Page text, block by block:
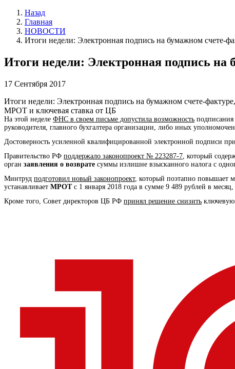
Назад
Главная
НОВОСТИ
Итоги недели: Электронная подпись на бумажном
Итоги недели: Электронная подпись
17 Сентября 2017
Итоги недели: Электронная подпись на бумажном счете-
МРОТ и ключевая ставка от ЦБ
На этой неделе ФНС в своем письме допустила возможность подписания
руководителя, главного бухгалтера организации, либо иных
Достоверность усиленной квалифицированной электронной подписи
Правительство РФ поддержало законопроект № 223287-7 , который
орган заявления о возврате суммы излишне взысканного налога с
Минтруд подготовил новый законопроект, который поэтапно повышает
устанавливает МРОТс 1 января 2018 года в сумме 9 489 рублей в
Кроме того, Совет директоров ЦБ РФ принял решение снизить ключевую